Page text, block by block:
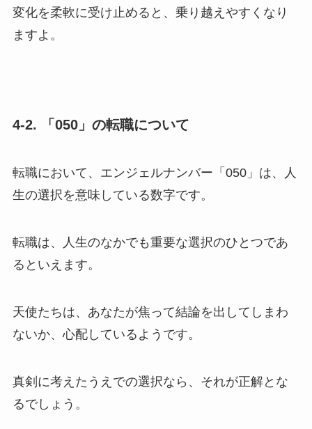
変化を柔軟に受け止めると、乗り越えやすくなり
ますよ。
4-2. 「050」の転職について
転職において、エンジェルナンバー「050」は、人
生の選択を意味している数字です。
転職は、人生のなかでも重要な選択のひとつであ
るといえます。
天使たちは、あなたが焦って結論を出してしまわ
ないか、心配しているようです。
真剣に考えたうえでの選択なら、それが正解とな
るでしょう。